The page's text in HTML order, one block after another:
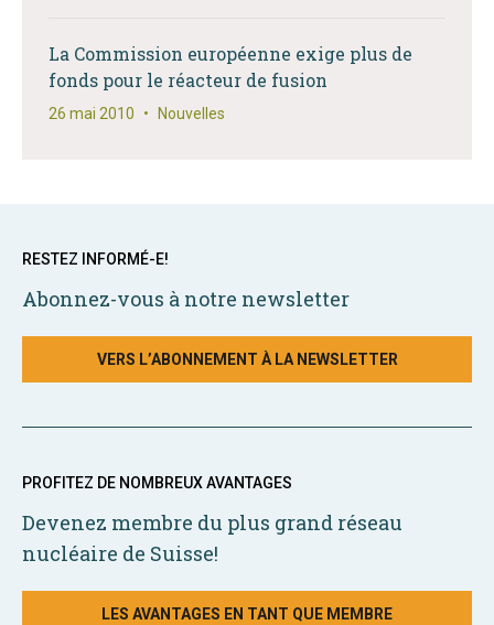
La Commission européenne exige plus de
fonds pour le réacteur de fusion
26 mai 2010 • Nouvelles
RESTEZ INFORMÉ-E!
Abonnez-vous à notre newsletter
VERS L’ABONNEMENT À LA NEWSLETTER
PROFITEZ DE NOMBREUX AVANTAGES
Devenez membre du plus grand réseau
nucléaire de Suisse!
LES AVANTAGES EN TANT QUE MEMBRE